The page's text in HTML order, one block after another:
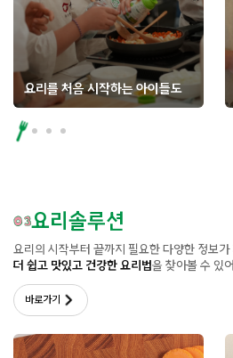
요리를 처음 시작하는 아이들도
요리솔루션
요리의 시작부터 끝까지 필요한 다양한 정보가
더 쉽고 맛있고 건강한 요리법을 찾아볼 수 있
바로가기